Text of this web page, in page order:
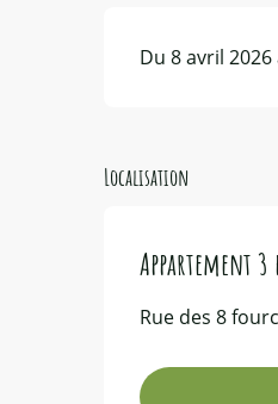
Du 8 avril
Localisation
Appartement 3
Rue des 8